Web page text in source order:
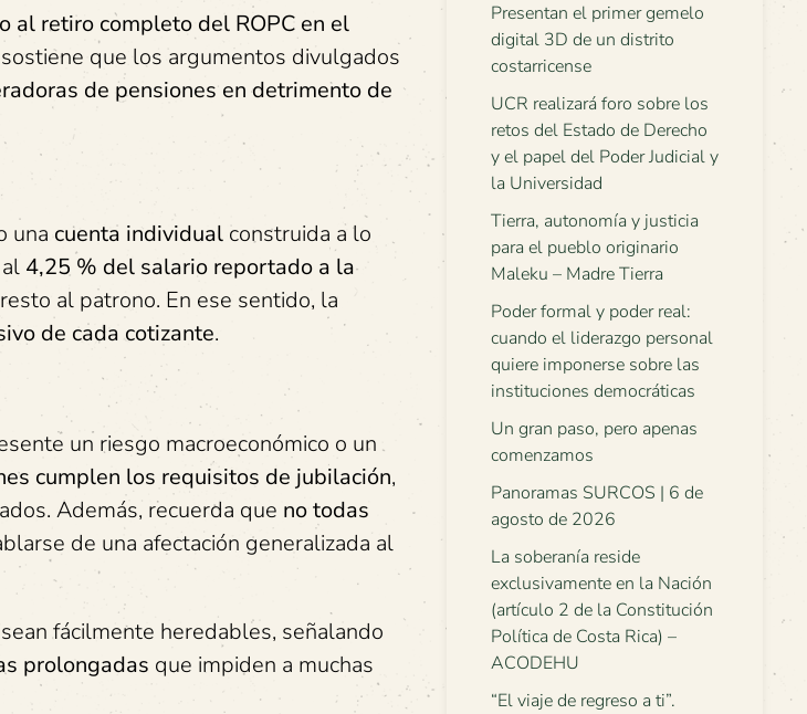
al retiro completo del ROPC en el
que los argumentos divulgados
de pensiones en detrimento de
una cuenta individual construida a lo
4,25 % del salario reportado a la
al patrono. En ese sentido, la
de cada cotizante.
un riesgo macroeconómico o un
cumplen los requisitos de jubilación,
Además, recuerda que no todas
de una afectación generalizada al
fácilmente heredables, señalando
prolongadas que impiden a muchas
Presentan el primer gemelo
digital 3D de un distrito
costarricense
UCR realizará foro sobre los
retos del Estado de Derecho
y el papel del Poder Judicial y
la Universidad
Tierra, autonomía y justicia
para el pueblo originario
Maleku – Madre Tierra
Poder formal y poder real:
cuando el liderazgo personal
quiere imponerse sobre las
instituciones democráticas
Un gran paso, pero apenas
comenzamos
Panoramas SURCOS | 6 de
agosto de 2026
La soberanía reside
exclusivamente en la Nación
(artículo 2 de la Constitución
Política de Costa Rica) –
ACODEHU
“El viaje de regreso a ti”.